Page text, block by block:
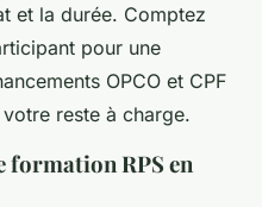
et la durée. Comptez
pour une
OPCO et CPF
reste à charge.
formation RPS en